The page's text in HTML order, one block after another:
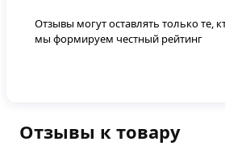
Отзывы к товару
Отзывы могут оставлять только те,
мы формируем честный рейтинг